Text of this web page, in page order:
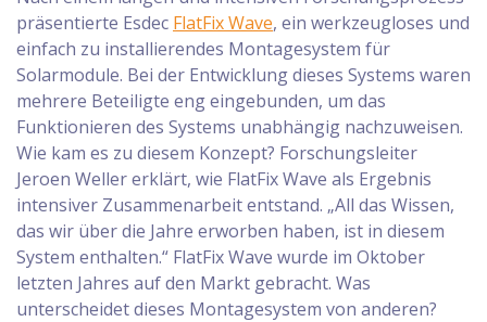
präsentierte Esdec FlatFix Wave, ein werkzeugloses und
einfach zu installierendes Montagesystem für
Solarmodule. Bei der Entwicklung dieses Systems waren
mehrere Beteiligte eng eingebunden, um das
Funktionieren des Systems unabhängig nachzuweisen.
Wie kam es zu diesem Konzept? Forschungsleiter
Jeroen Weller erklärt, wie FlatFix Wave als Ergebnis
intensiver Zusammenarbeit entstand. „All das Wissen,
das wir über die Jahre erworben haben, ist in diesem
System enthalten.“ FlatFix Wave wurde im Oktober
letzten Jahres auf den Markt gebracht. Was
unterscheidet dieses Montagesystem von anderen?